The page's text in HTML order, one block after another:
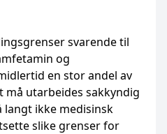
svarende til
og
en stor andel av
utarbeides sakkyndig
langt ikke medisinsk
slike grenser for